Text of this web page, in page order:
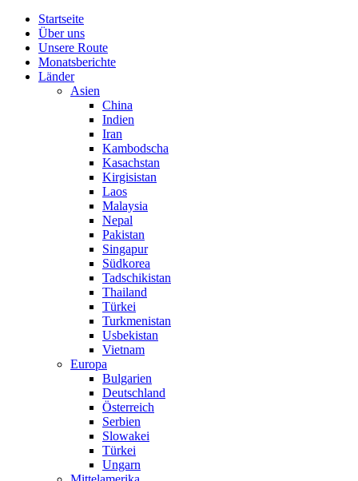
Startseite
Über uns
Unsere Route
Monatsberichte
Länder
Asien
China
Indien
Iran
Kambodscha
Kasachstan
Kirgisistan
Laos
Malaysia
Nepal
Pakistan
Singapur
Südkorea
Tadschikistan
Thailand
Türkei
Turkmenistan
Usbekistan
Vietnam
Europa
Bulgarien
Deutschland
Österreich
Serbien
Slowakei
Türkei
Ungarn